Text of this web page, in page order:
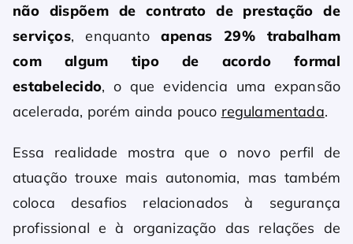
não dispõem de contrato de prestação de
serviços, enquantoapenas 29% trabalham
com algum tipo de acordo formal
estabelecido, o que evidencia uma expansão
acelerada, porém ainda pouco regulamentada.
Essa realidade mostra que o novo perfil de
atuação trouxe mais autonomia, mas também
coloca desafios relacionados à segurança
profissional e à organização das relações de